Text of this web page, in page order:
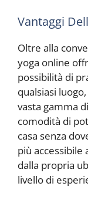
Vantaggi
Oltre alla
yoga online
possibilità di
qualsiasi
vasta gamma
comodità di
casa senza
più
dalla propria
livello di